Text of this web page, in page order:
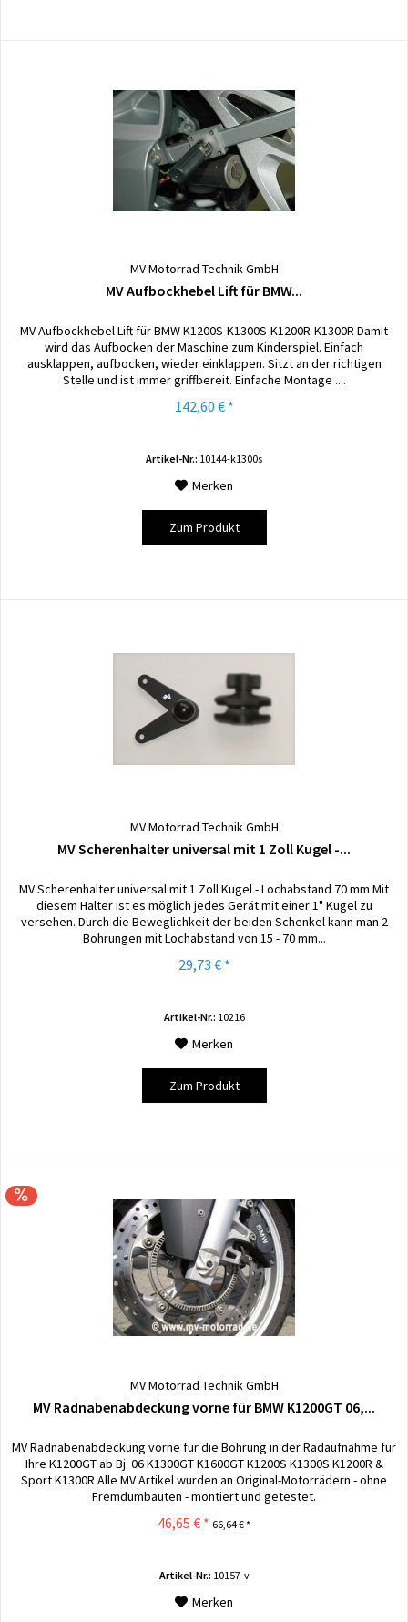
MV Motorrad Technik GmbH
MV Aufbockhebel Lift für BMW...
MV Aufbockhebel Lift für BMW K1200S-K1300S-K1200R-K1300R Damit
wird das Aufbocken der Maschine zum Kinderspiel. Einfach
ausklappen, aufbocken, wieder einklappen. Sitzt an der richtigen
Stelle und ist immer griffbereit. Einfache Montage ....
142,60 € *
Artikel-Nr.: 10144-k1300s
Merken
Zum Produkt
MV Motorrad Technik GmbH
MV Scherenhalter universal mit 1 Zoll Kugel -...
MV Scherenhalter universal mit 1 Zoll Kugel - Lochabstand 70 mm Mit
diesem Halter ist es möglich jedes Gerät mit einer 1" Kugel zu
versehen. Durch die Beweglichkeit der beiden Schenkel kann man 2
Bohrungen mit Lochabstand von 15 - 70 mm...
29,73 € *
Artikel-Nr.: 10216
Merken
Zum Produkt
MV Motorrad Technik GmbH
MV Radnabenabdeckung vorne für BMW K1200GT 06,...
MV Radnabenabdeckung vorne für die Bohrung in der Radaufnahme für
Ihre K1200GT ab Bj. 06 K1300GT K1600GT K1200S K1300S K1200R &
Sport K1300R Alle MV Artikel wurden an Original-Motorrädern - ohne
Fremdumbauten - montiert und getestet.
46,65 € * 66,64 € *
Artikel-Nr.: 10157-v
Merken